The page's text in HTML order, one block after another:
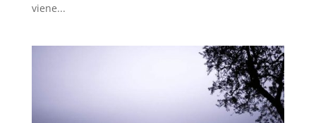
viene...